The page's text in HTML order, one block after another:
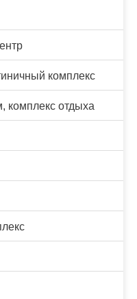
комплекс
комплекс отдыха